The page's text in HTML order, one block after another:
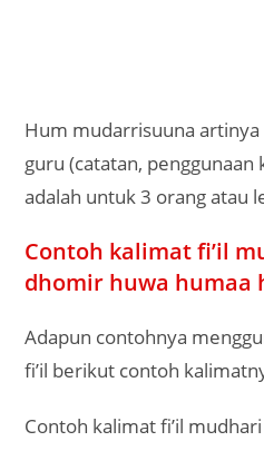
Hum mudarrisuuna
guru (catatan,
adalah untuk 3 orang atau
Contoh kalimat fi’il
dhomir huwa humaa
Adapun contohnya
fi’il berikut contoh
Contoh kalimat fi’il